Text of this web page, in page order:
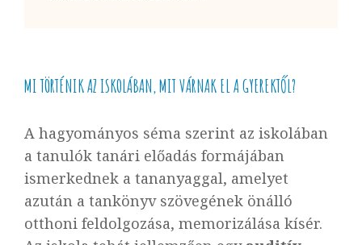
MI TÖRTÉNIK AZ ISKOLÁBAN, MIT VÁRNAK EL A GYEREKTŐL?
A hagyományos séma szerint az iskolában
a tanulók tanári előadás formájában
ismerkednek a tananyaggal, amelyet
azután a tankönyv szövegének önálló
otthoni feldolgozása, memorizálása kísér.